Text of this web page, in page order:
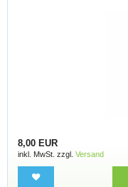
8,00 EUR
inkl. MwSt. zzgl. Versand